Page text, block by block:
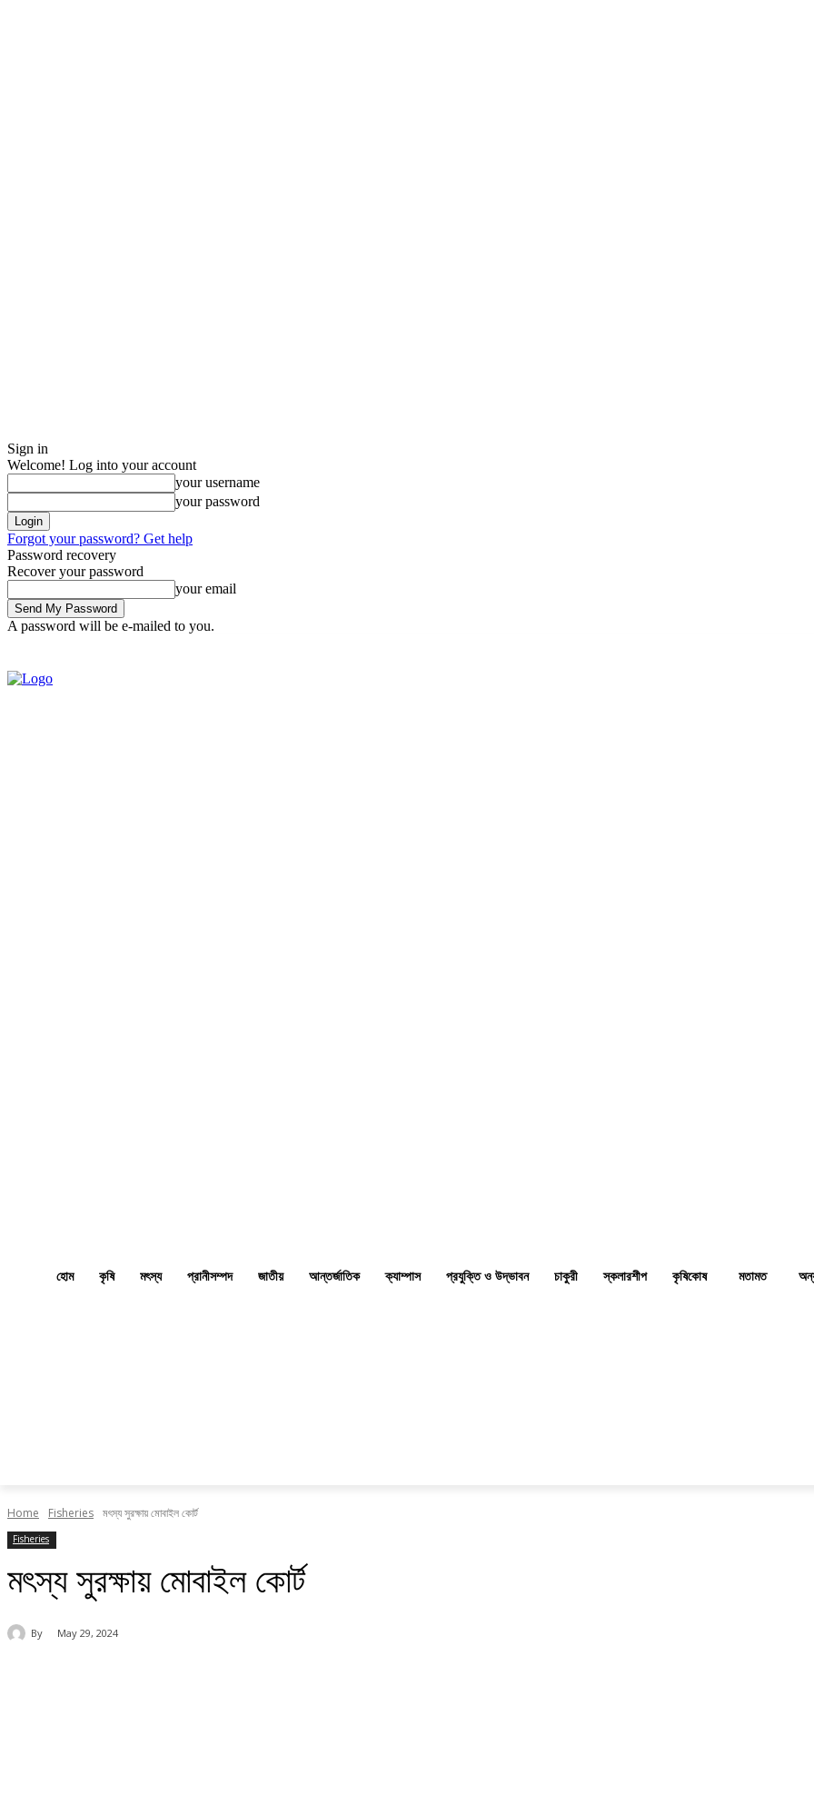
Sign in
Welcome! Log into your account
your username
your password
Forgot your password? Get help
Password recovery
Recover your password
your email
A password will be e-mailed to you.
হোম কৃষি মৎস্য প্রানীসম্পদ জাতীয় আন্তর্জাতিক ক্যাম্পাস প্রযুক্তি ও উদ্ভাবন চাকুরী স্কলারশীপ কৃষিকোষ মতামত
Home Fisheries মৎস্য সুরক্ষায় মোবাইল কোর্ট
Fisheries
মৎস্য সুরক্ষায় মোবাইল কোর্ট
By May 29, 2024